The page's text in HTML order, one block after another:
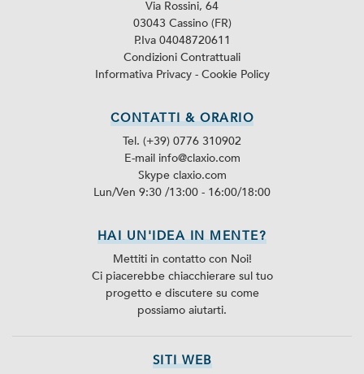
Via Rossini, 64
03043 Cassino (FR)
P.Iva 04048720611
Condizioni Contrattuali
Informativa Privacy - Cookie Policy
CONTATTI & ORARIO
Tel. (+39) 0776 310902
E-mail info@claxio.com
Skype claxio.com
Lun/Ven 9:30 /13:00 - 16:00/18:00
HAI UN'IDEA IN MENTE?
Mettiti in contatto con Noi!
Ci piacerebbe chiacchierare sul tuo
progetto e discutere su come
possiamo aiutarti.
SITI WEB